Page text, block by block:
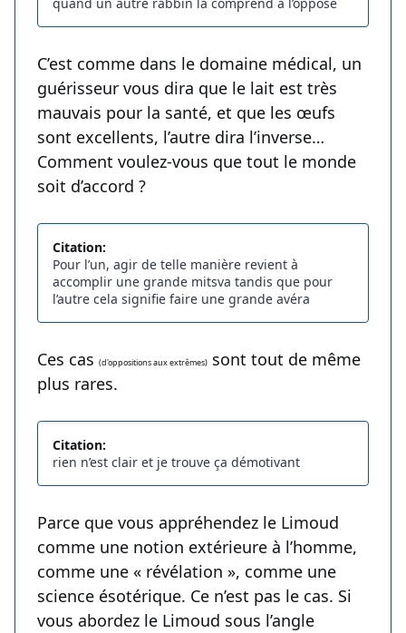
C’est comme dans le domaine médical, un
guérisseur vous dira que le lait est très
mauvais pour la santé, et que les œufs
sont excellents, l’autre dira l’inverse…
Comment voulez-vous que tout le monde
soit d’accord ?
Citation:
Pour l’un, agir de telle manière revient à
accomplir une grande mitsva tandis que pour
l’autre cela signifie faire une grande avéra
Ces cas (d'oppositions aux extrêmes) sont tout de même
plus rares.
Citation:
rien n’est clair et je trouve ça démotivant
Parce que vous appréhendez le Limoud
comme une notion extérieure à l’homme,
comme une « révélation », comme une
science ésotérique. Ce n’est pas le cas. Si
vous abordez le Limoud sous l’angle